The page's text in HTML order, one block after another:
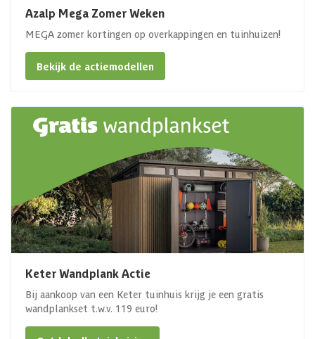
Azalp Mega Zomer Weken
MEGA zomer kortingen op overkappingen en tuinhuizen!
Bekijk de actiemodellen
Keter Wandplank Actie
Bij aankoop van een Keter tuinhuis krijg je een gratis
wandplankset t.w.v. 119 euro!